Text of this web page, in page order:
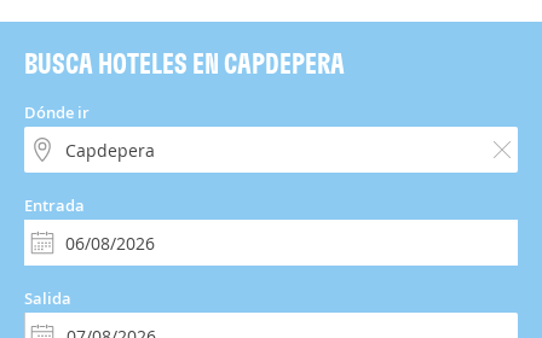
BUSCA HOTELES EN CAPDEPERA
Dónde ir
Entrada
Salida